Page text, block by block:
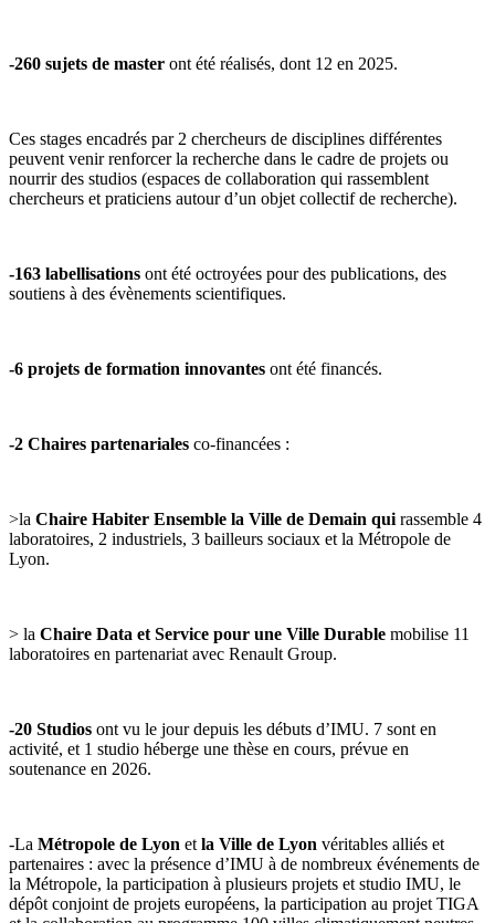
-260 sujets de master ont été réalisés, dont 12 en 2025.
Ces stages encadrés par 2 chercheurs de disciplines différentes
peuvent venir renforcer la recherche dans le cadre de projets ou
nourrir des studios (espaces de collaboration qui rassemblent
chercheurs et praticiens autour d’un objet collectif de recherche).
-163 labellisations ont été octroyées pour des publications, des
soutiens à des évènements scientifiques.
-6 projets de formation innovantes ont été financés.
-2 Chaires partenariales co-financées :
>la Chaire Habiter Ensemble la Ville de Demain qui rassemble 4
laboratoires, 2 industriels, 3 bailleurs sociaux et la Métropole de
Lyon.
> la Chaire Data et Service pour une Ville Durable mobilise 11
laboratoires en partenariat avec Renault Group.
-20 Studios ont vu le jour depuis les débuts d’IMU. 7 sont en
activité, et 1 studio héberge une thèse en cours, prévue en
soutenance en 2026.
-La Métropole de Lyon et la Ville de Lyon véritables alliés et
partenaires : avec la présence d’IMU à de nombreux événements de
la Métropole, la participation à plusieurs projets et studio IMU, le
dépôt conjoint de projets européens, la participation au projet TIGA